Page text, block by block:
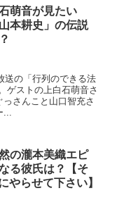
萌音が見たい
本耕史」の伝説
送の「行列のできる法
ゲストの上白石萌音さ
さんこと山口智充さ
...
の瀧本美織エピ
る彼氏は？【そ
やらせて下さい】